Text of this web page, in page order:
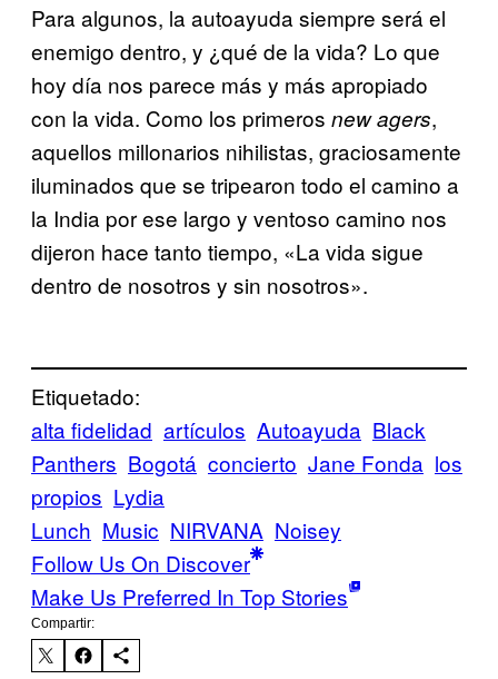
Para algunos, la autoayuda siempre será el
enemigo dentro, y ¿qué de la vida? Lo que
hoy día nos parece más y más apropiado
con la vida. Como los primeros new agers,
aquellos millonarios nihilistas, graciosamente
iluminados que se tripearon todo el camino a
la India por ese largo y ventoso camino nos
dijeron hace tanto tiempo, «La vida sigue
dentro de nosotros y sin nosotros».
Etiquetado:
alta fidelidad artículos Autoayuda Black
Panthers Bogotá concierto Jane Fonda los
propios Lydia
Lunch Music NIRVANA Noisey
Follow Us On Discover
Make Us Preferred In Top Stories
Compartir: